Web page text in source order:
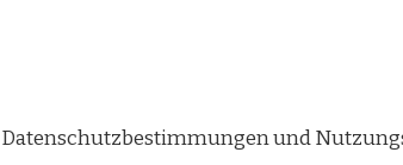
Datenschutzbestimmungen und